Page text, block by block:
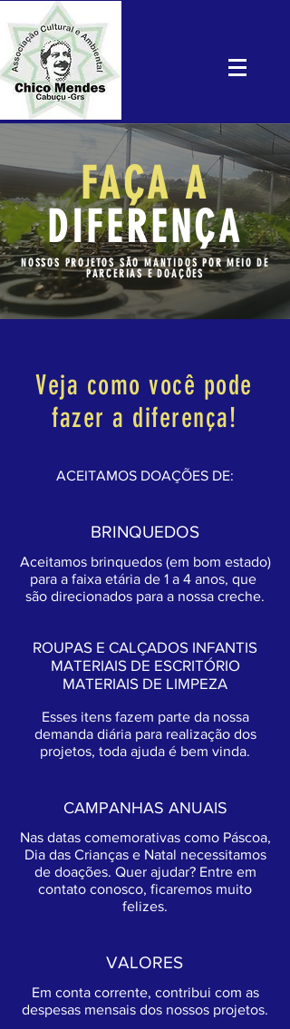
ACEITAMOS DOAÇÕES DE:
Aceitamos brinquedos (em bom estado)
para a faixa etária de 1 a 4 anos, que
são direcionados para a nossa creche.
Esses itens fazem parte da nossa
demanda diária para realização dos
projetos, toda ajuda é bem vinda.
Nas datas comemorativas como Páscoa,
Dia das Crianças e Natal necessitamos
de doações. Quer ajudar? Entre em
contato conosco, ficaremos muito
felizes.
Em conta corrente, contribui com as
despesas mensais dos nossos projetos.
CAMPANHAS ANUAIS
Veja como você pode
fazer a diferença!
BRINQUEDOS
VALORES
ROUPAS E CALÇADOS INFANTIS
MATERIAIS DE ESCRITÓRIO
MATERIAIS DE LIMPEZA
FAÇA A
DIFERENÇA
NOSSOS PROJETOS SÃO MANTIDOS POR MEIO DE
PARCERIAS E DOAÇÕES